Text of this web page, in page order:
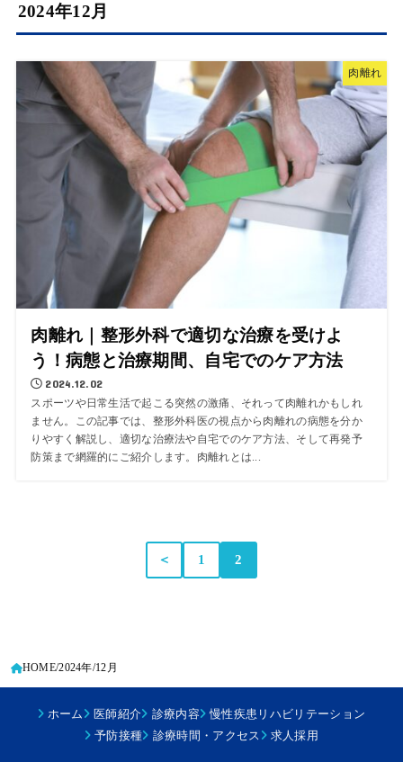
2024年12月
肉離れ
肉離れ｜整形外科で適切な治療を受けよ
う！病態と治療期間、自宅でのケア方法
2024.12.02
スポーツや日常生活で起こる突然の激痛、それって肉離れかもしれ
ません。この記事では、整形外科医の視点から肉離れの病態を分か
りやすく解説し、適切な治療法や自宅でのケア方法、そして再発予
防策まで網羅的にご紹介します。肉離れとは...
＜ 1 2
HOME 2024年 12月
ホーム 医師紹介 診療内容
慢性疾患リハビリテーション
予防接種
診療時間・アクセス 求人採用